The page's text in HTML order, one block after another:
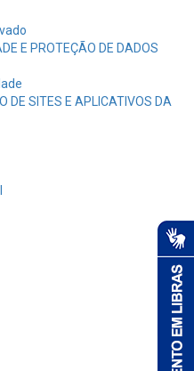
E PROTEÇÃO DE DADOS
DE SITES E APLICATIVOS DA